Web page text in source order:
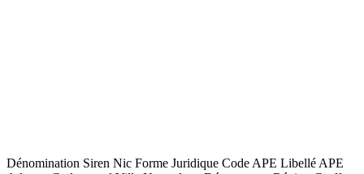
Dénomination Siren Nic Forme Juridique Code APE Libellé APE